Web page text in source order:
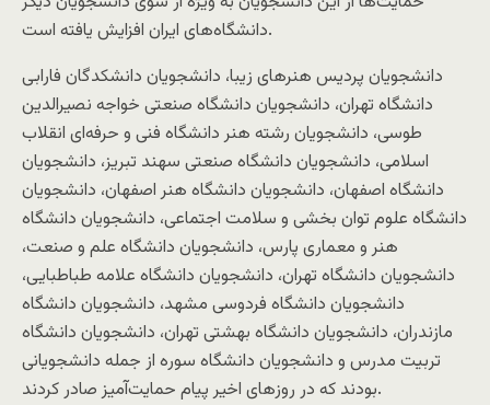
دانشگاه‌های ایران افزایش یافته است.
دانشجویان پردیس هنرهای زیبا، دانشجویان دانشکدگان فارابی
دانشگاه تهران، دانشجویان دانشگاه صنعتی خواجه نصیرالدین
طوسی، دانشجویان رشته‌ هنر دانشگاه فنی و حرفه‌ای انقلاب
اسلامی، دانشجویان دانشگاه صنعتی سهند تبریز، دانشجویان
دانشگاه اصفهان، دانشجویان دانشگاه هنر اصفهان، دانشجویان
دانشگاه علوم توان بخشی و سلامت اجتماعی، دانشجویان دانشگاه
هنر و معماری پارس، دانشجویان دانشگاه علم و صنعت،
دانشجویان دانشگاه تهران، دانشجویان دانشگاه علامه طباطبایی،
دانشجویان دانشگاه فردوسی مشهد، دانشجویان دانشگاه
مازندران، دانشجویان دانشگاه بهشتی تهران، دانشجویان دانشگاه
تربیت مدرس و دانشجویان دانشگاه سوره از جمله دانشجویانی
بودند که در روزهای اخیر پیام حمایت‌آمیز صادر کردند.